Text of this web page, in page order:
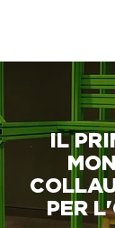
IL
PER